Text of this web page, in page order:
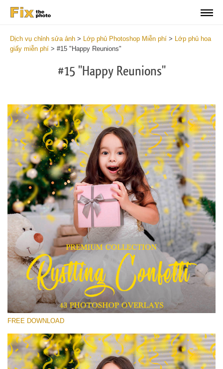
Dịch vụ chỉnh sửa ảnh > Lớp phủ Photoshop Miễn phí > Lớp phủ hoa
giấy miễn phí > #15 "Happy Reunions"
#15 "Happy Reunions"
Xin hãy lựa chọn
Free Confetti Overlay #15
Small 800*533px
Rustling Confetti
(43 Overlays)
Sunlight Collection
(290 Overlays)
FREE DOWNLOAD